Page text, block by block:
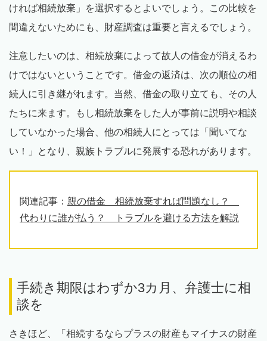
ければ相続放棄」を選択するとよいでしょう。この比較を
間違えないためにも、財産調査は重要と言えるでしょう。
注意したいのは、相続放棄によって故人の借金が消えるわ
けではないということです。借金の返済は、次の順位の相
続人に引き継がれます。当然、借金の取り立ても、その人
たちに来ます。もし相続放棄をした人が事前に説明や相談
していなかった場合、他の相続人にとっては「聞いてな
い！」となり、親族トラブルに発展する恐れがあります。
関連記事： 親の借金 相続放棄すれば問題なし？
代わりに誰が払う？ トラブルを避ける方法を解説
手続き期限はわずか3カ月、弁護士に相
談を
さきほど、「相続するならプラスの財産もマイナスの財産